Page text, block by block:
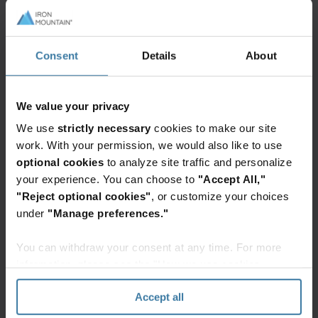
Consent Details About
We value your privacy
We use strictly necessary cookies to make our site
work. With your permission, we would also like to use
optional cookies to analyze site traffic and personalize
your experience. You can choose to "Accept All,"
"Reject optional cookies", or customize your choices
under "Manage preferences."
You can withdraw your consent at any time. For more
section" of ourPrivacy Policy.
Accept all
integracije ključnih podataka o zdravstvenoj nezi iz
raznih formata radi smanjenja grešaka i
omogućavanja brzih i delotvornih uvida u
dostupnih informacija;
smanjenja ručnog upravljanja evidencijama radi
poboljšanja efikasnosti i smanjenja operativnih
troškova;
zaštite podataka o pacijentima i optimizacije
upravljanja podacima radi smanjenja troškova
Objedinjenje fizičkih i digitalnih
evidencija za vrhunsku zdravstvenu
negu